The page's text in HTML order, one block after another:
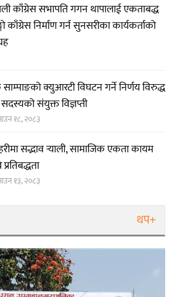
काँग्रेस सभापति गगन थापालाई एकताबद्ध
काँग्रेस निर्माण गर्न सुनसरीका कार्यकर्ताको
साम्पाङको क्युआरटी विघटन गर्ने निर्णय विरुद्ध
संयुक्त विज्ञप्ती
१८, २०८३
सद्भाव र्‍याली, सामाजिक एकता कायम
प्रतिबद्धता
१३, २०८३
थप+